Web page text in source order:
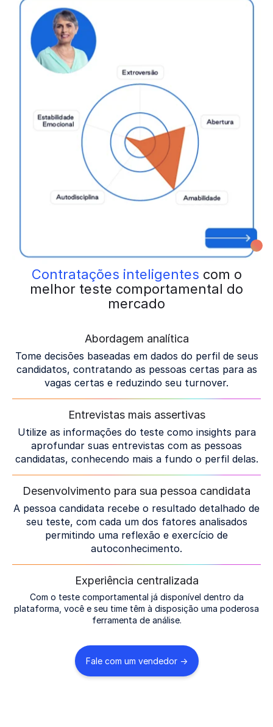
Contratações inteligentes com o
melhor teste comportamental do
mercado
Abordagem analítica
Tome decisões baseadas em dados do perfil de seus
candidatos, contratando as pessoas certas para as
vagas certas e reduzindo seu turnover.
Entrevistas mais assertivas
Utilize as informações do teste como insights para
aprofundar suas entrevistas com as pessoas
candidatas, conhecendo mais a fundo o perfil delas.
Desenvolvimento para sua pessoa candidata
A pessoa candidata recebe o resultado detalhado de
seu teste, com cada um dos fatores analisados
permitindo uma reflexão e exercício de
autoconhecimento.
Experiência centralizada
Com o teste comportamental já disponível dentro da
plataforma, você e seu time têm à disposição uma poderosa
ferramenta de análise.
Fale com um vendedor ->